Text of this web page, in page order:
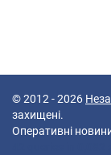
© 2012 - 2026
захищені.
Оперативні